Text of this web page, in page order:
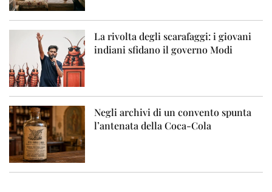
La rivolta degli scarafaggi: i giovani
indiani sfidano il governo Modi
Negli archivi di un convento spunta
l’antenata della Coca-Cola